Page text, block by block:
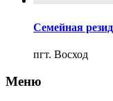
Семейная
пгт. Восход
Меню